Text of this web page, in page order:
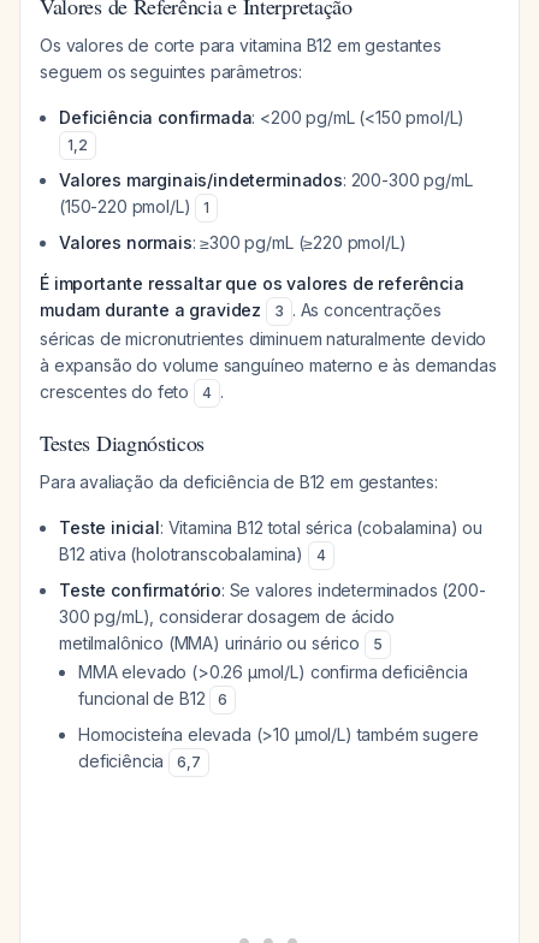
Valores de Referência e Interpretação
Os valores de corte para vitamina B12 em gestantes
seguem os seguintes parâmetros:
Deficiência confirmada: <200 pg/mL (<150 pmol/L)
1,2
Valores marginais/indeterminados: 200-300 pg/mL
(150-220 pmol/L)
1
Valores normais: ≥300 pg/mL (≥220 pmol/L)
É importante ressaltar que os valores de referência
mudam durante a gravidez
3 . As concentrações
séricas de micronutrientes diminuem naturalmente devido
à expansão do volume sanguíneo materno e às demandas
crescentes do feto
4 .
Testes Diagnósticos
Para avaliação da deficiência de B12 em gestantes:
Teste inicial: Vitamina B12 total sérica (cobalamina) ou
B12 ativa (holotranscobalamina)
4
Teste confirmatório: Se valores indeterminados (200-
300 pg/mL), considerar dosagem de ácido
metilmalônico (MMA) urinário ou sérico
5
MMA elevado (>0.26 µmol/L) confirma deficiência
funcional de B12
6
Homocisteína elevada (>10 µmol/L) também sugere
deficiência
6,7